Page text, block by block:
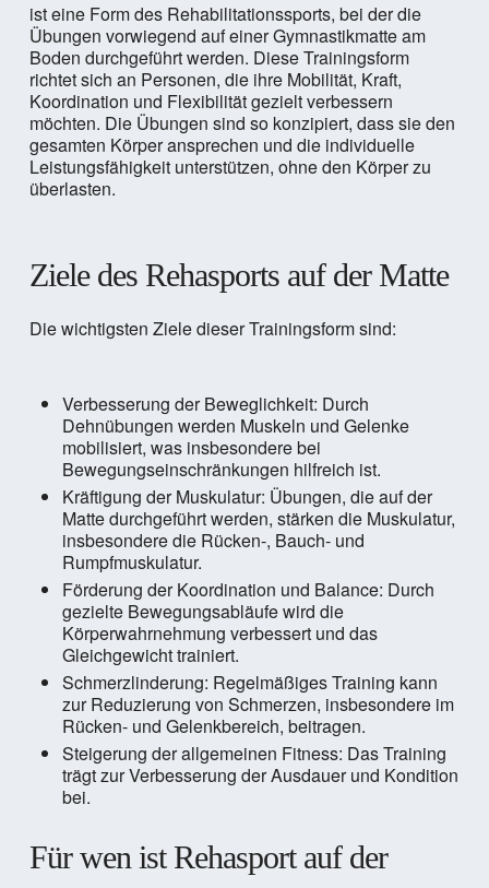
ist eine Form des Rehabilitationssports, bei der die
Übungen vorwiegend auf einer Gymnastikmatte am
Boden durchgeführt werden. Diese Trainingsform
richtet sich an Personen, die ihre Mobilität, Kraft,
Koordination und Flexibilität gezielt verbessern
möchten. Die Übungen sind so konzipiert, dass sie den
gesamten Körper ansprechen und die individuelle
Leistungsfähigkeit unterstützen, ohne den Körper zu
überlasten.
Ziele des Rehasports auf der Matte
Die wichtigsten Ziele dieser Trainingsform sind:
Verbesserung der Beweglichkeit: Durch
Dehnübungen werden Muskeln und Gelenke
mobilisiert, was insbesondere bei
Bewegungseinschränkungen hilfreich ist.
Kräftigung der Muskulatur: Übungen, die auf der
Matte durchgeführt werden, stärken die Muskulatur,
insbesondere die Rücken-, Bauch- und
Rumpfmuskulatur.
Förderung der Koordination und Balance: Durch
gezielte Bewegungsabläufe wird die
Körperwahrnehmung verbessert und das
Gleichgewicht trainiert.
Schmerzlinderung: Regelmäßiges Training kann
zur Reduzierung von Schmerzen, insbesondere im
Rücken- und Gelenkbereich, beitragen.
Steigerung der allgemeinen Fitness: Das Training
trägt zur Verbesserung der Ausdauer und Kondition
bei.
Für wen ist Rehasport auf der